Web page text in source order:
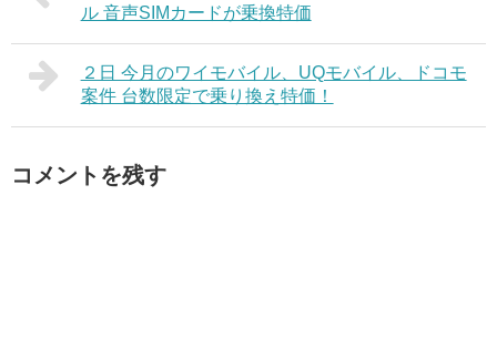
ル 音声SIMカードが乗換特価
２日 今月のワイモバイル、UQモバイル、ドコモ
案件 台数限定で乗り換え特価！
コメントを残す